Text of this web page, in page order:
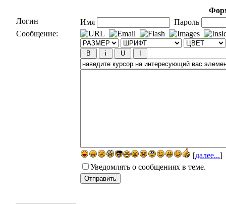
Логин
Имя
Пароль
Сообщение:
[далее...]
Уведомлять о сообщениях в теме.